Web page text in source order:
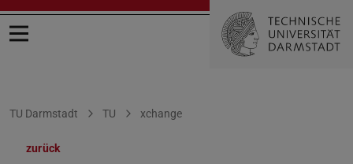
Menü öffnen
Sie befinden sich hier:
TU Darmstadt TU xchange
zurück